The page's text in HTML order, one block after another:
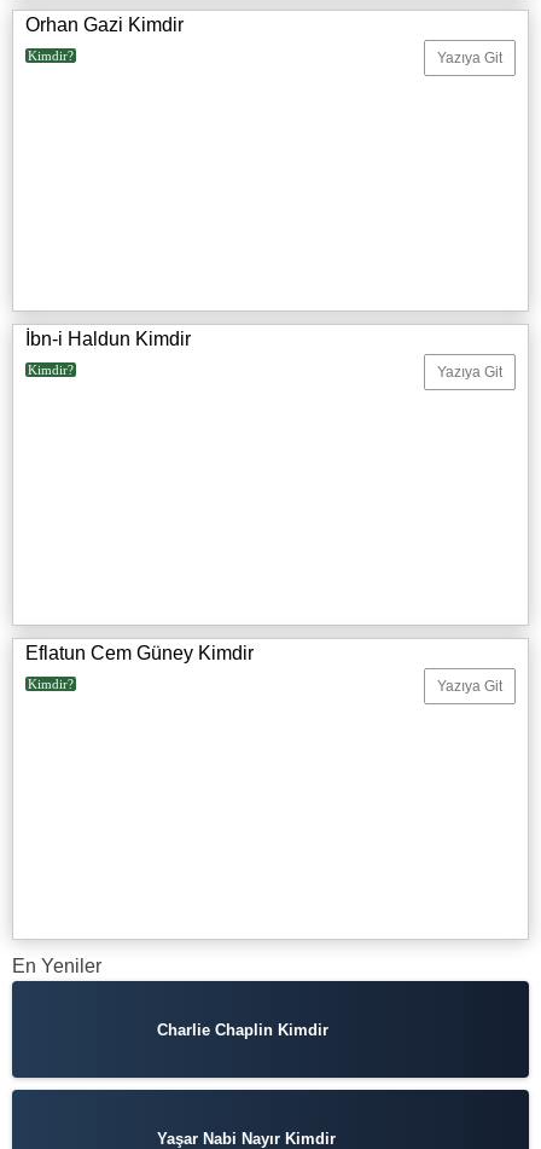
Orhan Gazi Kimdir
Kimdir? Yazıya Git
İbn-i Haldun Kimdir
Kimdir? Yazıya Git
Eflatun Cem Güney Kimdir
Kimdir? Yazıya Git
En Yeniler
Charlie Chaplin Kimdir
Yaşar Nabi Nayır Kimdir